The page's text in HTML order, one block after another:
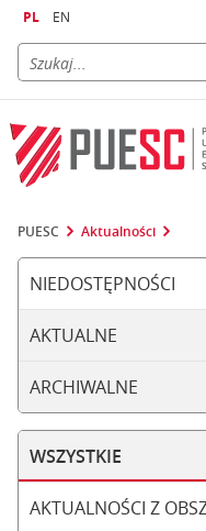
PL EN
PUESC Aktualności
NIEDOSTĘPNOŚCI
AKTUALNE
ARCHIWALNE
WSZYSTKIE
AKTUALNOŚCI Z